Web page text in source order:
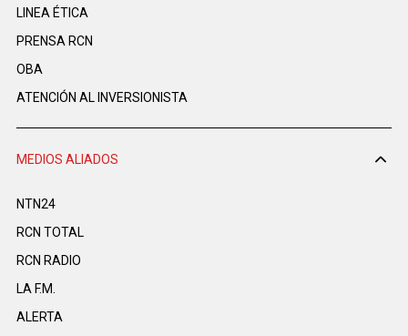
LINEA ÉTICA
PRENSA RCN
OBA
ATENCIÓN AL INVERSIONISTA
MEDIOS ALIADOS
NTN24
RCN TOTAL
RCN RADIO
LA F.M.
ALERTA